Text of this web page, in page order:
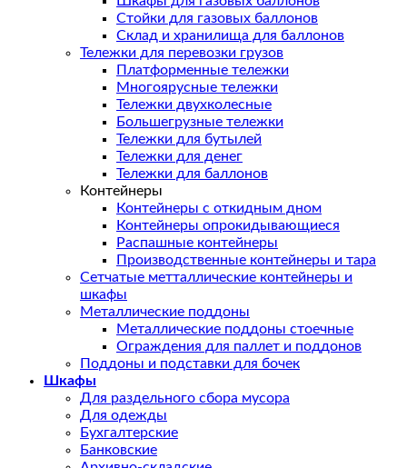
Стойки для газовых баллонов
Склад и хранилища для баллонов
Тележки для перевозки грузов
Платформенные тележки
Многоярусные тележки
Тележки двухколесные
Большегрузные тележки
Тележки для бутылей
Тележки для денег
Тележки для баллонов
Контейнеры
Контейнеры с откидным дном
Контейнеры опрокидывающиеся
Распашные контейнеры
Производственные контейнеры и тара
Сетчатые метталлические контейнеры и
шкафы
Металлические поддоны
Металлические поддоны стоечные
Ограждения для паллет и поддонов
Поддоны и подставки для бочек
Шкафы
Для раздельного сбора мусора
Для одежды
Бухгалтерские
Банковские